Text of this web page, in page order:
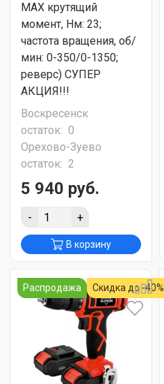
МАХ крутящий
момент, Нм: 23;
частота вращения, об/
мин: 0-350/0-1350;
реверс) СУПЕР
АКЦИЯ!!!
Воскресенск
остаток: 0
Орехово-Зуево
остаток: 2
5 940 руб.
- +
В корзину
Распродажа Скидка до -40%